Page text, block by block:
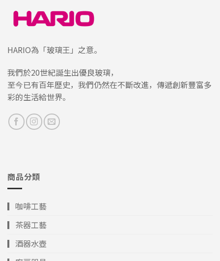
HARIO為「玻璃王」之意。
我們於20世紀誕生出優良玻璃，
至今已有百年歷史，我們仍然在不斷改進，傳遞創新豐富多
彩的生活給世界。
商品分類
▎咖啡工藝
▎茶器工藝
▎酒器水壺